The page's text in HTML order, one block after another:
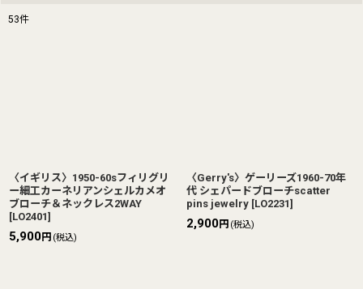
53件
〈イギリス〉1950-60sフィリグリ
ー細工カーネリアンシェルカメオ
ブローチ＆ネックレス2WAY
[LO2401]
5,900円 (税込)
〈Gerry's〉ゲーリーズ1960-70年
代 シェパードブローチscatter
pins jewelry [LO2231]
2,900円 (税込)